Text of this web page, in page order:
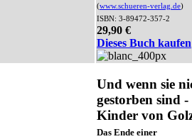
(www.schueren-verlag.de)
ISBN: 3-89472-357-2
29,90 €
Dieses Buch kaufen
Und wenn sie
gestorben sind -
Kinder von
Das Ende einer